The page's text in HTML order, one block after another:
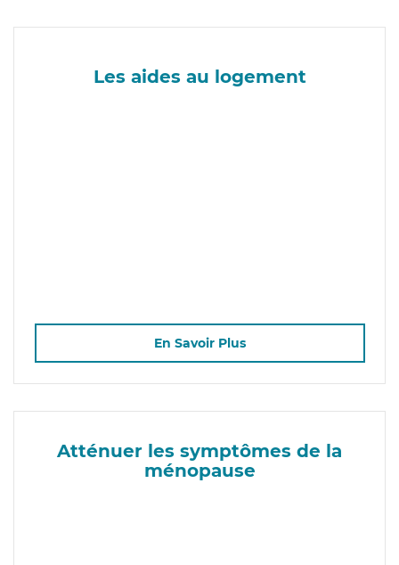
Les aides au logement
En Savoir Plus
Atténuer les symptômes de la
ménopause